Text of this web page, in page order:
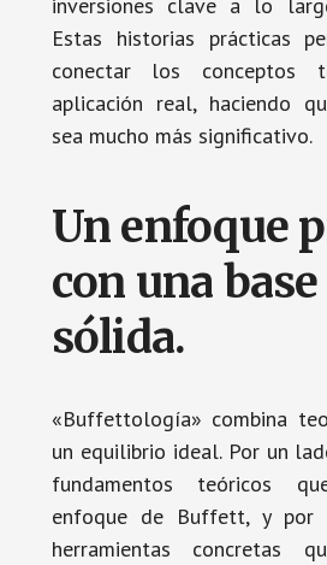
Estas historias prácticas
conectar los conceptos
aplicación real, haciendo
sea mucho más significativo.
Un enfoque
con una
sólida.
«Buffettología» combina
un equilibrio ideal. Por un
fundamentos teóricos
enfoque de Buffett, y por
herramientas concretas